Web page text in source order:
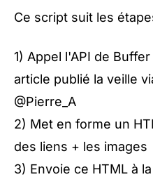
Ce script suit les
1) Appel l'API de
article publié la veille
@Pierre_A
2) Met en forme un
des liens + les images
3) Envoie ce HTML à